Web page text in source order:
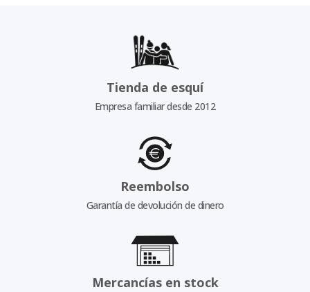
Tienda de esquí
Empresa familiar desde 2012
Reembolso
Garantía de devolución de dinero
Mercancías en stock